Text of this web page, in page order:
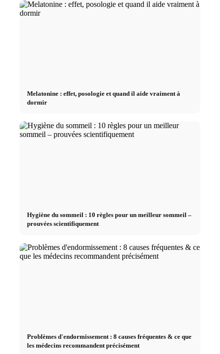
Melatonine : effet, posologie et quand il aide vraiment à
dormir
Hygiène du sommeil : 10 règles pour un meilleur sommeil –
prouvées scientifiquement
Problèmes d'endormissement : 8 causes fréquentes & ce que
les médecins recommandent précisément